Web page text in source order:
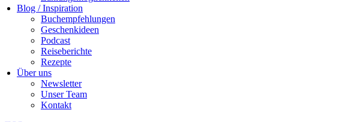
Blog / Inspiration
Buchempfehlungen
Geschenkideen
Podcast
Reiseberichte
Rezepte
Über uns
Newsletter
Unser Team
Kontakt